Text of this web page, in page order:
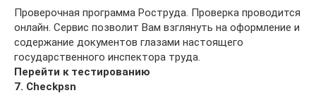
Проверочная программа Роструда. Проверка проводится
онлайн. Сервис позволит Вам взглянуть на оформление и
содержание документов глазами настоящего
государственного инспектора труда.
Перейти к тестированию
7. Сheckpsn